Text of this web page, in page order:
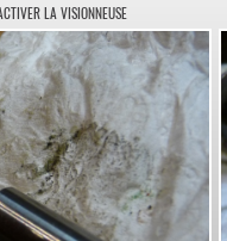
LA VISIONNEUSE